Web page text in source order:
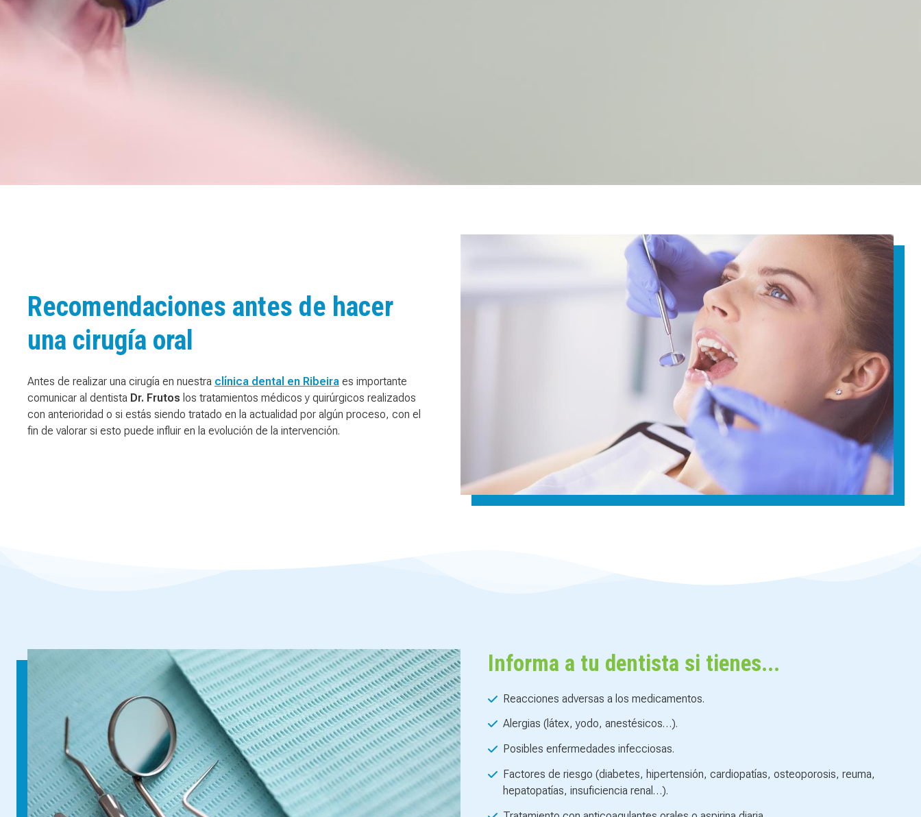
Recomendaciones antes de hacer
una cirugía oral
Antes de realizar una cirugía en nuestra clínica dental en Ribeira es importante
comunicar al dentista Dr. Frutos los tratamientos médicos y quirúrgicos realizados
con anterioridad o si estás siendo tratado en la actualidad por algún proceso, con el
fin de valorar si esto puede influir en la evolución de la intervención.
Informa a tu dentista si tienes...
Reacciones adversas a los medicamentos.
Alergias (látex, yodo, anestésicos…).
Posibles enfermedades infecciosas.
Factores de riesgo (diabetes, hipertensión, cardiopatías, osteoporosis, reuma,
hepatopatías, insuficiencia renal…).